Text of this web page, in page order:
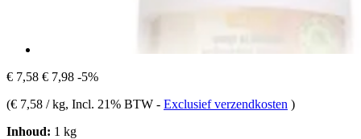
€ 7,58 € 7,98 -5%
(€ 7,58 / kg, Incl. 21% BTW - Exclusief verzendkosten )
Inhoud: 1 kg